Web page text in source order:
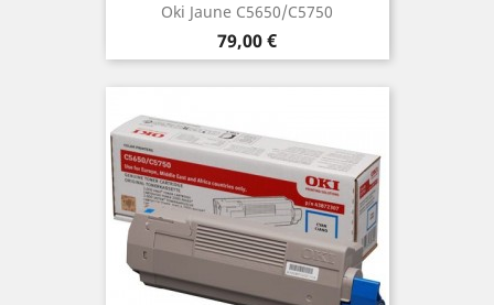
Oki Jaune C5650/C5750
Preis
79,00 €